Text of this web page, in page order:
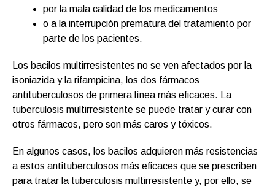
por la mala calidad de los medicamentos
o a la interrupción prematura del tratamiento por
parte de los pacientes.
Los bacilos multirresistentes no se ven afectados por la
isoniazida y la rifampicina, los dos fármacos
antituberculosos de primera línea más eficaces. La
tuberculosis multirresistente se puede tratar y curar con
otros fármacos, pero son más caros y tóxicos.
En algunos casos, los bacilos adquieren más resistencias
a estos antituberculosos más eficaces que se prescriben
para tratar la tuberculosis multirresistente y, por ello, se